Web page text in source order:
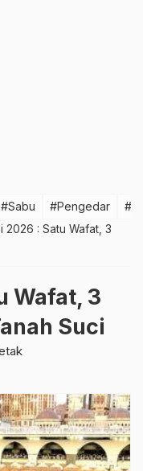
#Sabu #Pengedar
2026 : Satu Wafat, 3
Wafat, 3
Suci